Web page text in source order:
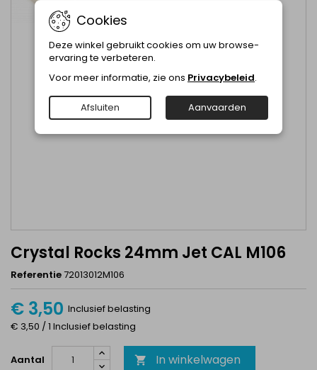
Crystal Rocks 24mm Jet CAL M106
Referentie72013012M106
€ 3,50 Inclusief belasting
€ 3,50 / 1 Inclusief belasting
Aantal  In winkelwagen
Cookies
Deze winkel gebruikt cookies om uw browse-
ervaring te verbeteren.
Voor meer informatie, zie ons Privacybeleid.
Afsluiten Aanvaarden